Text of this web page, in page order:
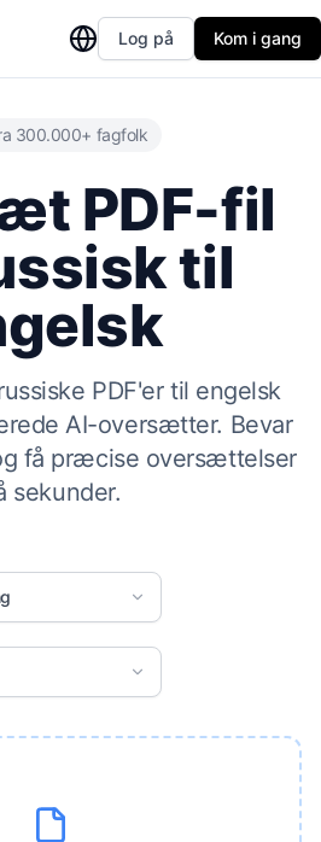
Log på Kom i gang
300.000+ fagfolk
PDF-fil
til
PDF'er til engelsk
AI-oversætter. Bevar
få præcise oversættelser
sekunder.